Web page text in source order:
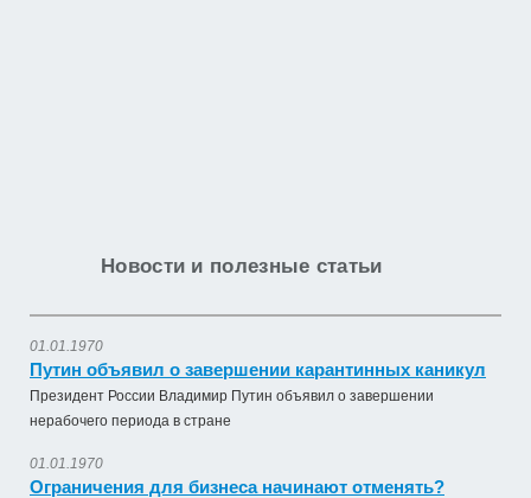
Новости и полезные статьи
01.01.1970
Путин объявил о завершении карантинных каникул
Президент России Владимир Путин объявил о завершении
нерабочего периода в стране
01.01.1970
Ограничения для бизнеса начинают отменять?